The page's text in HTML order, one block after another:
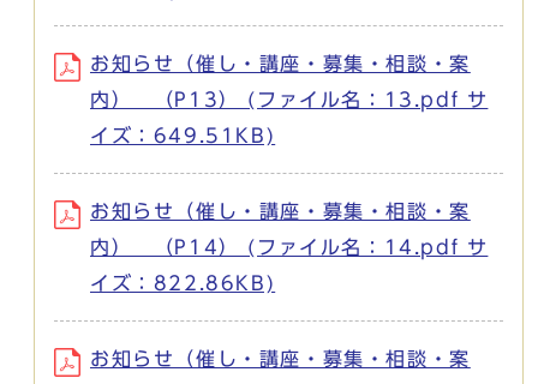
お知らせ（催し・講座・募集・相談・案
内） （P13） (ファイル名：13.pdf サ
イズ：649.51KB)
お知らせ（催し・講座・募集・相談・案
内） （P14） (ファイル名：14.pdf サ
イズ：822.86KB)
お知らせ（催し・講座・募集・相談・案